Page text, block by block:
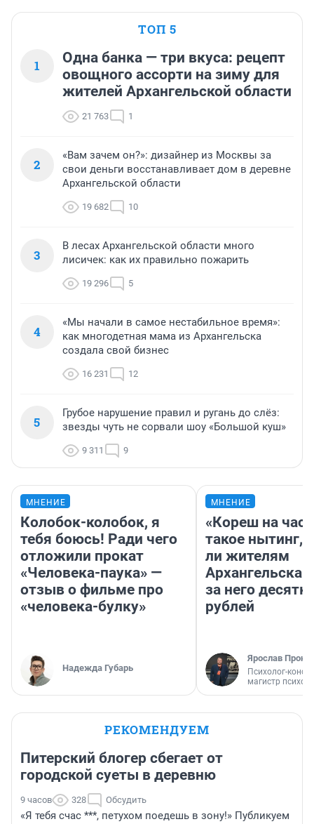
Ведь мобилизованным это на себе таскать, никто им
машину сопровождения для грузов не даст.
ТОП 5
1
Одна банка — три вкуса: рецепт
овощного ассорти на зиму для
жителей Архангельской области
21 763 1
2
«Вам зачем он?»: дизайнер из Москвы за
свои деньги восстанавливает дом в деревне
Архангельской области
19 682 10
3
В лесах Архангельской области много
лисичек: как их правильно пожарить
19 296 5
4
«Мы начали в самое нестабильное время»:
как многодетная мама из Архангельска
создала свой бизнес
16 231 12
5
Грубое нарушение правил и ругань до слёз:
звезды чуть не сорвали шоу «Большой куш»
9 311 9
МНЕНИЕ
Колобок-колобок, я
тебя боюсь! Ради чего
отложили прокат
«Человека-паука» —
отзыв о фильме про
«человека-булку»
Надежда Губарь
МНЕНИЕ
«Кореш на
такое нытинг,
ли жителям
Архангельска
за него
рублей
Ярослав
Психолог-
магистр
РЕКОМЕНДУЕМ
Питерский блогер сбегает от
городской суеты в деревню
9 часов 328 Обсудить
«Я тебя счас ***, петухом поедешь в зону!» Публикуем